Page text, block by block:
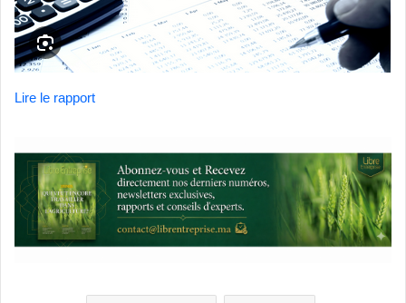
Lire le rapport